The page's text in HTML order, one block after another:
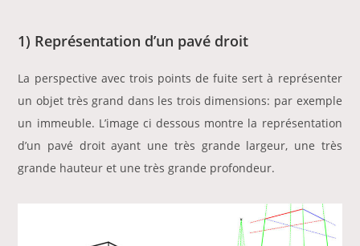
1) Représentation d’un pavé droit
La perspective avec trois points de fuite sert à représenter
un objet très grand dans les trois dimensions: par exemple
un immeuble. L’image ci dessous montre la représentation
d’un pavé droit ayant une très grande largeur, une très
grande hauteur et une très grande profondeur.